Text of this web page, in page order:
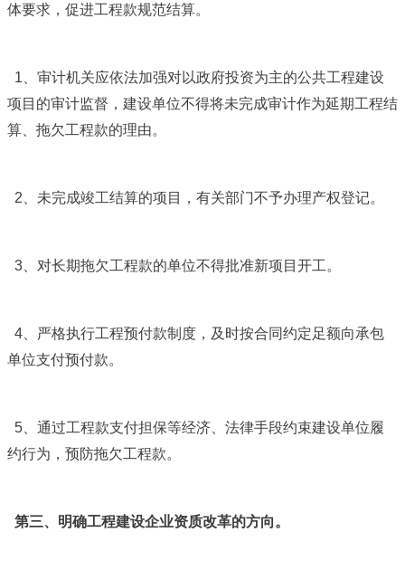
体要求，促进工程款规范结算。
1 、审计机关应依法加强对以政府投资为主的公共工程建设
项目的审计监督，建设单位不得将未完成审计作为延期工程结
算、拖欠工程款的理由。
2 、未完成竣工结算的项目，有关部门不予办理产权登记。
3 、对长期拖欠工程款的单位不得批准新项目开工。
4 、严格执行工程预付款制度，及时按合同约定足额向承包
单位支付预付款。
5 、通过工程款支付担保等经济、法律手段约束建设单位履
约行为，预防拖欠工程款。
第三、明确工程建设企业资质改革的方向。